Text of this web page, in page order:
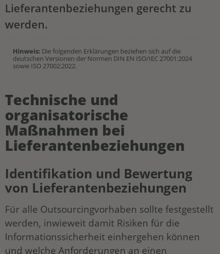
Lieferantenbeziehungen gerecht zu
werden.
Hinweis: Die folgenden Erklärungen beziehen sich auf die
deutschen Versionen der Normen DIN EN ISO/IEC 27001:2024
sowie ISO 27002:2022.
Technische und
organisatorische
Maßnahmen bei
Lieferantenbeziehungen
Identifikation und Bewertung
von Lieferantenbeziehungen
Für alle Outsourcingvorhaben sollte festgestellt
werden, inwieweit damit Risiken für die
Informationssicherheit einhergehen können
und welche Anforderungen an einen